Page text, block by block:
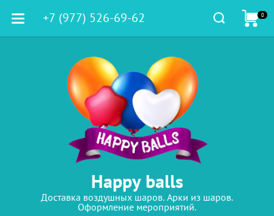
Happy balls
Доставка воздушных шаров. Арки из шаров.
Оформление мероприятий.
+7 (977) 526-69-62 0